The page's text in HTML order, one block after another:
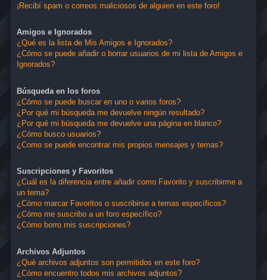
¡Recibí spam o correos maliciosos de alguien en este foro!
Amigos e Ignorados
¿Qué es la lista de Mis Amigos e Ignorados?
¿Cómo se puede añadir o borrar usuarios de mi lista de Amigos e
Ignorados?
Búsqueda en los foros
¿Cómo se puede buscar en uno o varios foros?
¿Por qué mi búsqueda me devuelve ningún resultado?
¿Por qué mi búsqueda me devuelve una página en blanco?
¿Cómo busco usuarios?
¿Como se puede encontrar mis propios mensajes y temas?
Suscripciones y Favoritos
¿Cuál es la diferencia entre añadir como Favorito y suscribirme a
un tema?
¿Cómo marcar Favoritos o suscribirse a temas específicos?
¿Cómo me suscribo a un foro específico?
¿Cómo borro mis suscripciones?
Archivos Adjuntos
¿Qué archivos adjuntos son permitidos en este foro?
¿Cómo encuentro todos mis archivos adjuntos?